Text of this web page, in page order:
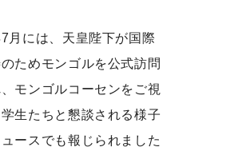
月には、天皇陛下が国際
ためモンゴルを公式訪問
モンゴルコーセンをご視
生たちと懇談される様子
ースでも報じられました